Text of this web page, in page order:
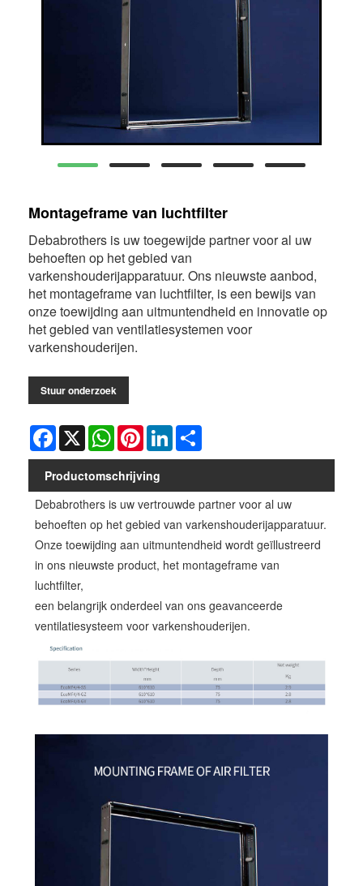
Montageframe van luchtfilter
Debabrothers is uw toegewijde partner voor al uw
behoeften op het gebied van
varkenshouderijapparatuur. Ons nieuwste aanbod,
het montageframe van luchtfilter, is een bewijs van
onze toewijding aan uitmuntendheid en innovatie op
het gebied van ventilatiesystemen voor
varkenshouderijen.
Stuur onderzoek
Facebook
X WhatsAppPinterestLinkedIn
Productomschrijving
Debabrothers is uw vertrouwde partner voor al uw
behoeften op het gebied van varkenshouderijapparatuur.
Onze toewijding aan uitmuntendheid wordt geïllustreerd
in ons nieuwste product, het montageframe van
luchtfilter,
een belangrijk onderdeel van ons geavanceerde
ventilatiesysteem voor varkenshouderijen.